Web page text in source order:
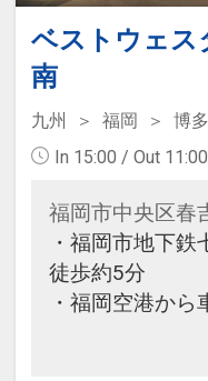
ベストウェス
南
九州 福岡
博
In 15:00 / Out 11:00
福岡市中央区春
・福岡市地下
徒歩約5分
・福岡空港から